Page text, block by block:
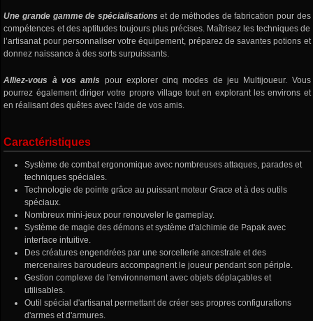
Une grande gamme de spécialisations et de méthodes de fabrication pour des
compétences et des aptitudes toujours plus précises. Maîtrisez les techniques de
l’artisanat pour personnaliser votre équipement, préparez de savantes potions et
donnez naissance à des sorts surpuissants.
Alliez-vous à vos amis pour explorer cinq modes de jeu Multijoueur. Vous
pourrez également diriger votre propre village tout en explorant les environs et
en réalisant des quêtes avec l'aide de vos amis.
Caractéristiques
Système de combat ergonomique avec nombreuses attaques, parades et
techniques spéciales.
Technologie de pointe grâce au puissant moteur Grace et à des outils
spéciaux.
Nombreux mini-jeux pour renouveler le gameplay.
Système de magie des démons et système d'alchimie de Papak avec
interface intuitive.
Des créatures engendrées par une sorcellerie ancestrale et des
mercenaires baroudeurs accompagnent le joueur pendant son périple.
Gestion complexe de l'environnement avec objets déplaçables et
utilisables.
Outil spécial d'artisanat permettant de créer ses propres configurations
d'armes et d'armures.